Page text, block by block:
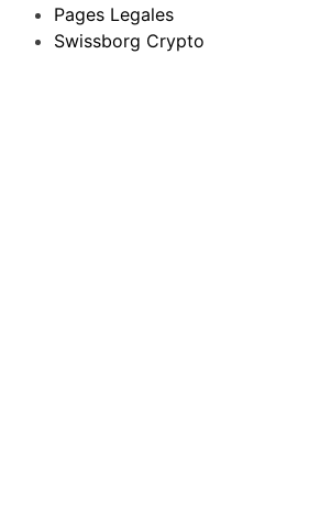
Pages Legales
Swissborg Crypto